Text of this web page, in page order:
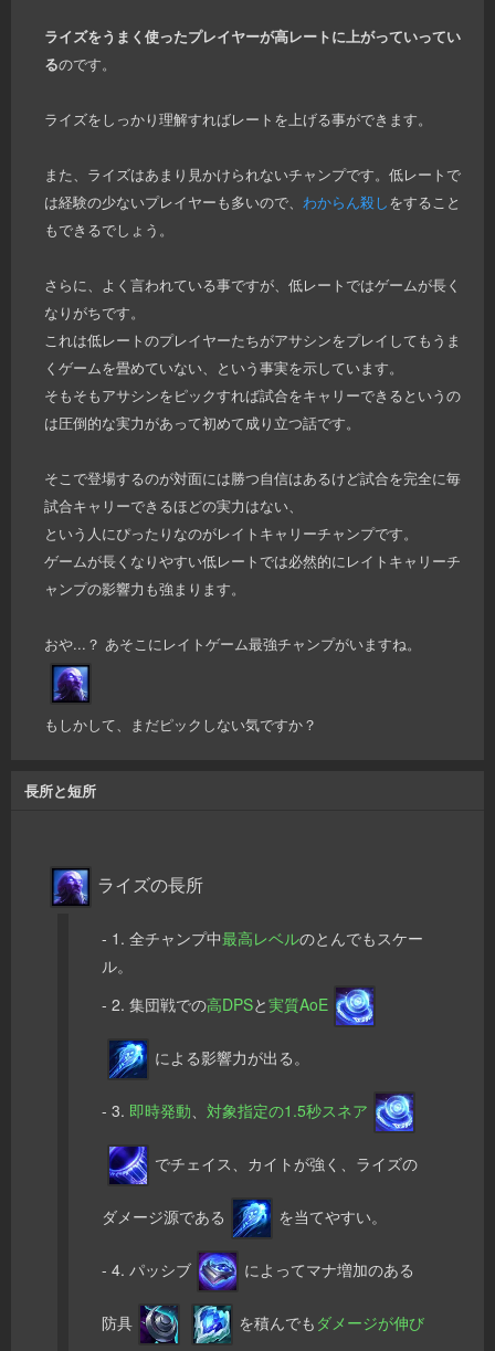
ライズをうまく使ったプレイヤーが高レートに上がっていってい
るのです。
ライズをしっかり理解すればレートを上げる事ができます。
また、ライズはあまり見かけられないチャンプです。低レートで
は経験の少ないプレイヤーも多いので、 わからん殺しをすること
もできるでしょう。
さらに、よく言われている事ですが、低レートではゲームが長く
なりがちです。
これは低レートのプレイヤーたちがアサシンをプレイしてもうま
くゲームを畳めていない、という事実を示しています。
そもそもアサシンをピックすれば試合をキャリーできるというの
は圧倒的な実力があって初めて成り立つ話です。
そこで登場するのが対面には勝つ自信はあるけど試合を完全に毎
試合キャリーできるほどの実力はない、
という人にぴったりなのがレイトキャリーチャンプです。
ゲームが長くなりやすい低レートでは必然的にレイトキャリーチ
ャンプの影響力も強まります。
おや...？ あそこにレイトゲーム最強チャンプがいますね。
もしかして、まだピックしない気ですか？
長所と短所
ライズの長所
- 1. 全チャンプ中最高レベルのとんでもスケー
ル。
- 2. 集団戦での高DPSと実質AoE
による影響力が出る。
- 3. 即時発動 対象指定の1.5秒スネア
でチェイス、カイトが強く、ライズの
ダメージ源である を当てやすい。
- 4. パッシブ によってマナ増加のある
防具 を積んでも ダメージが伸び